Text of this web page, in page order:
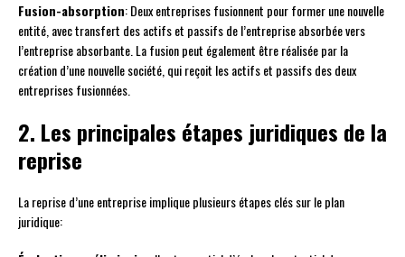
Fusion-absorption: Deux entreprises fusionnent pour former une nouvelle
entité, avec transfert des actifs et passifs de l’entreprise absorbée vers
l’entreprise absorbante. La fusion peut également être réalisée par la
création d’une nouvelle société, qui reçoit les actifs et passifs des deux
entreprises fusionnées.
2. Les principales étapes juridiques de la
reprise
La reprise d’une entreprise implique plusieurs étapes clés sur le plan
juridique: